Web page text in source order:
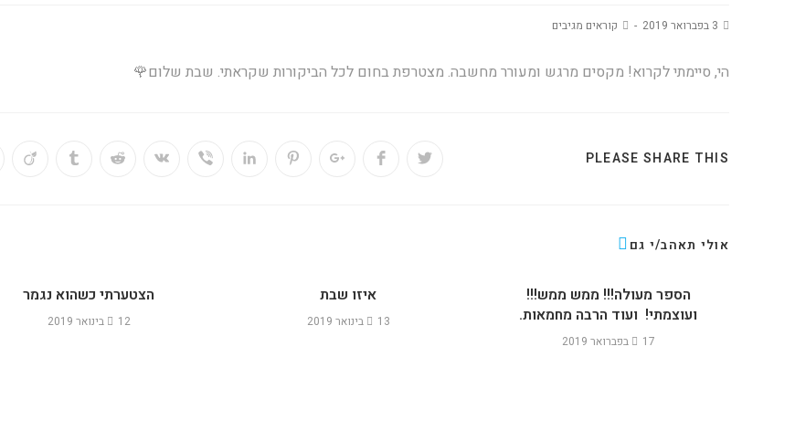
3 בפברואר 2019 קוראים מגיבים
הי, סיימתי לקרוא! מקסים מרגש ומעורר מחשבה. מצטרפת בחום לכל הביקורות שקראתי. שבת שלום🌹
PLEASE SHARE THIS
אולי תאהב/י גם
הצטערתי כשהוא נגמר
12 בינואר 2019
איזו שבת
13 בינואר 2019
הספר מעולה!!! ממש ממש!!!
ועוצמתי! ועוד הרבה מחמאות.
17 בפברואר 2019